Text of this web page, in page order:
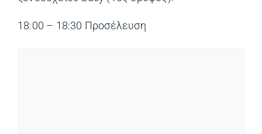
18:00 – 18:30 Προσέλευση